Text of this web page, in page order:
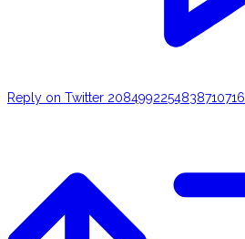
Reply on Twitter 2084992254838710716